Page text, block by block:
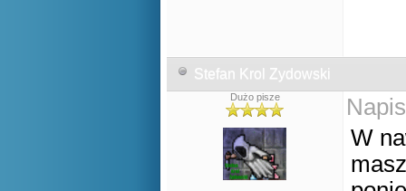
Stefan Krol Zydowski
Dużo pisze
W